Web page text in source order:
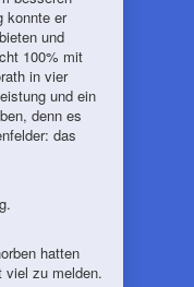
konnte er
und
100% mit
in vier
und ein
denn es
das
hatten
viel zu melden.